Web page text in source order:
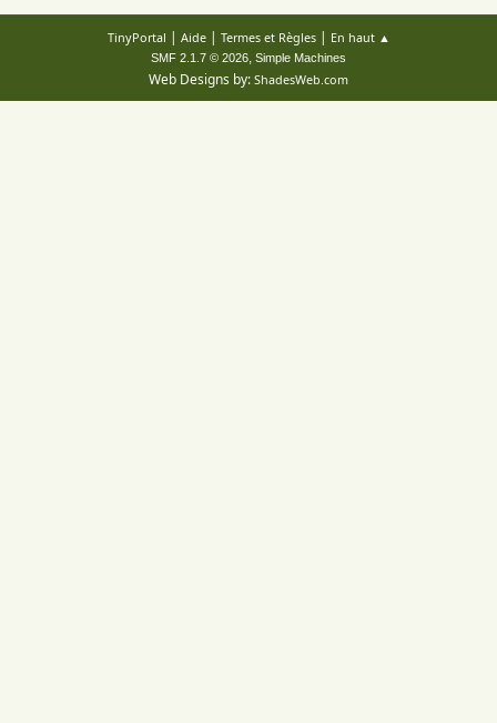
TinyPortal | Aide| Termes et Règles| En haut ▲
SMF 2.1.7 © 2026, Simple Machines
Web Designs by: ShadesWeb.com